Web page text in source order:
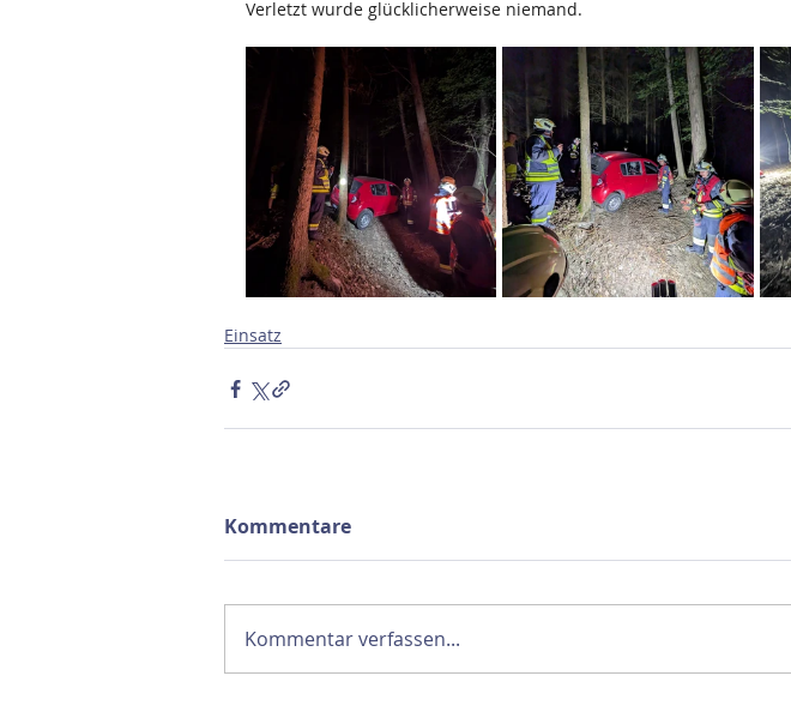
Verletzt wurde glücklicherweise niemand.
Einsatz
Kommentare
Kommentar verfassen...